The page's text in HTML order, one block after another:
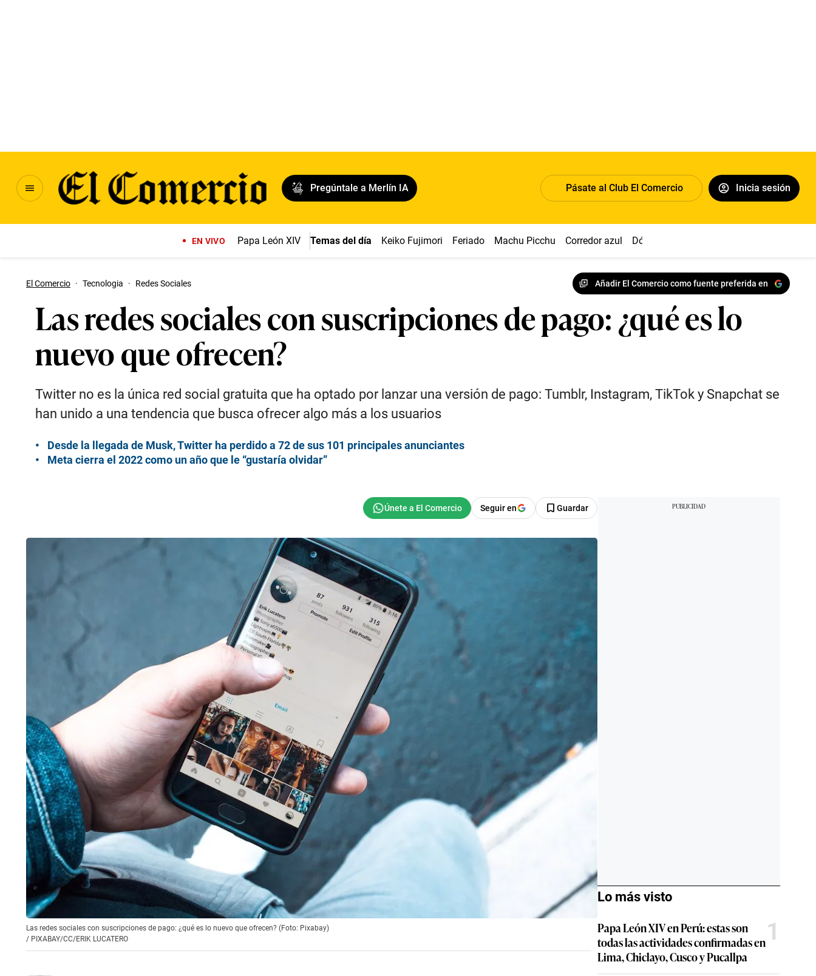
Pregúntale a Merlín IA Pásate al Club El Comercio Inicia sesión
EN VIVO Papa León XIV Temas del día Keiko Fujimori Feriado Machu Picchu Corredor azul Dólar
El Comercio · Tecnologia · Redes Sociales Añadir El Comercio como fuente preferida en
Las redes sociales con suscripciones de pago: ¿qué es lo
nuevo que ofrecen?
Twitter no es la única red social gratuita que ha optado por lanzar una versión de pago: Tumblr, Instagram, TikTok y Snapchat se
han unido a una tendencia que busca ofrecer algo más a los usuarios
Desde la llegada de Musk, Twitter ha perdido a 72 de sus 101 principales anunciantes
Meta cierra el 2022 como un año que le “gustaría olvidar”
Seguir en Guardar
Las redes sociales con suscripciones de pago: ¿qué es lo nuevo que ofrecen? (Foto: Pixabay)
/ PIXABAY/CC/ERIK LUCATERO
Lo más visto
Papa León XIV en Perú: estas son
todas las actividades confirmadas en
Lima, Chiclayo, Cusco y Pucallpa
1